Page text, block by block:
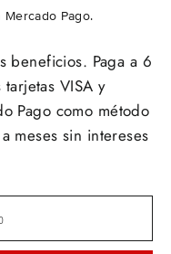
Mercado Pago.
beneficios. Paga a 6
VISA y
Pago como método
meses sin intereses